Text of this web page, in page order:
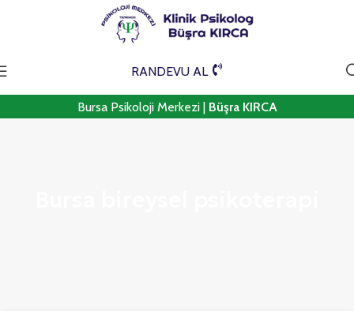
RANDEVU AL
Bursa Psikoloji Merkezi | Büşra KIRCA